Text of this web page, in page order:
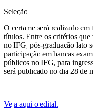
Seleção
O certame será realizado
títulos. Entre os critérios que
no IFG, pós-graduação lato
participação em bancas
públicos no IFG, para
será publicado no dia 28 de
Veja aqui o edital.